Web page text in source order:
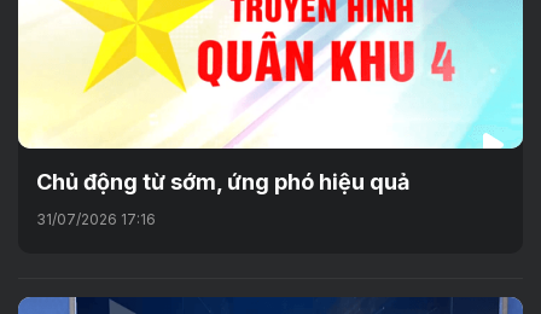
Chủ động từ sớm, ứng phó hiệu quả
31/07/2026 17:16